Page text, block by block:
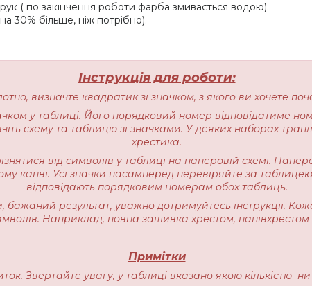
( по закінчення роботи фарба змивається водою).
30% більше, ніж потрібно).
Інструкція для роботи:
визначте квадратик зі значком, з якого ви хочете
у таблиці. Його порядковий номер відповідатиме
схему та таблицю зі значками. У деяких наборах
хрестика.
від символів у таблиці на паперовій схемі.
канві. Усі значки насамперед перевіряйте за
відповідають порядковим номерам обох таблиць.
результат, уважно дотримуйтесь інструкції.
Наприклад, повна зашивка хрестом, напівхрестом
Примітки
Звертайте увагу, у таблиці вказано якою кількістю